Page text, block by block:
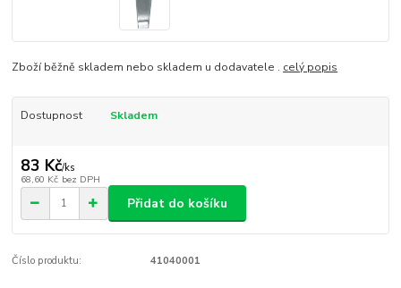
Zboží běžně skladem nebo skladem u dodavatele . celý popis
Dostupnost Skladem
83 Kč/ks
68,60 Kč bez DPH
Přidat do košíku
Číslo produktu: 41040001